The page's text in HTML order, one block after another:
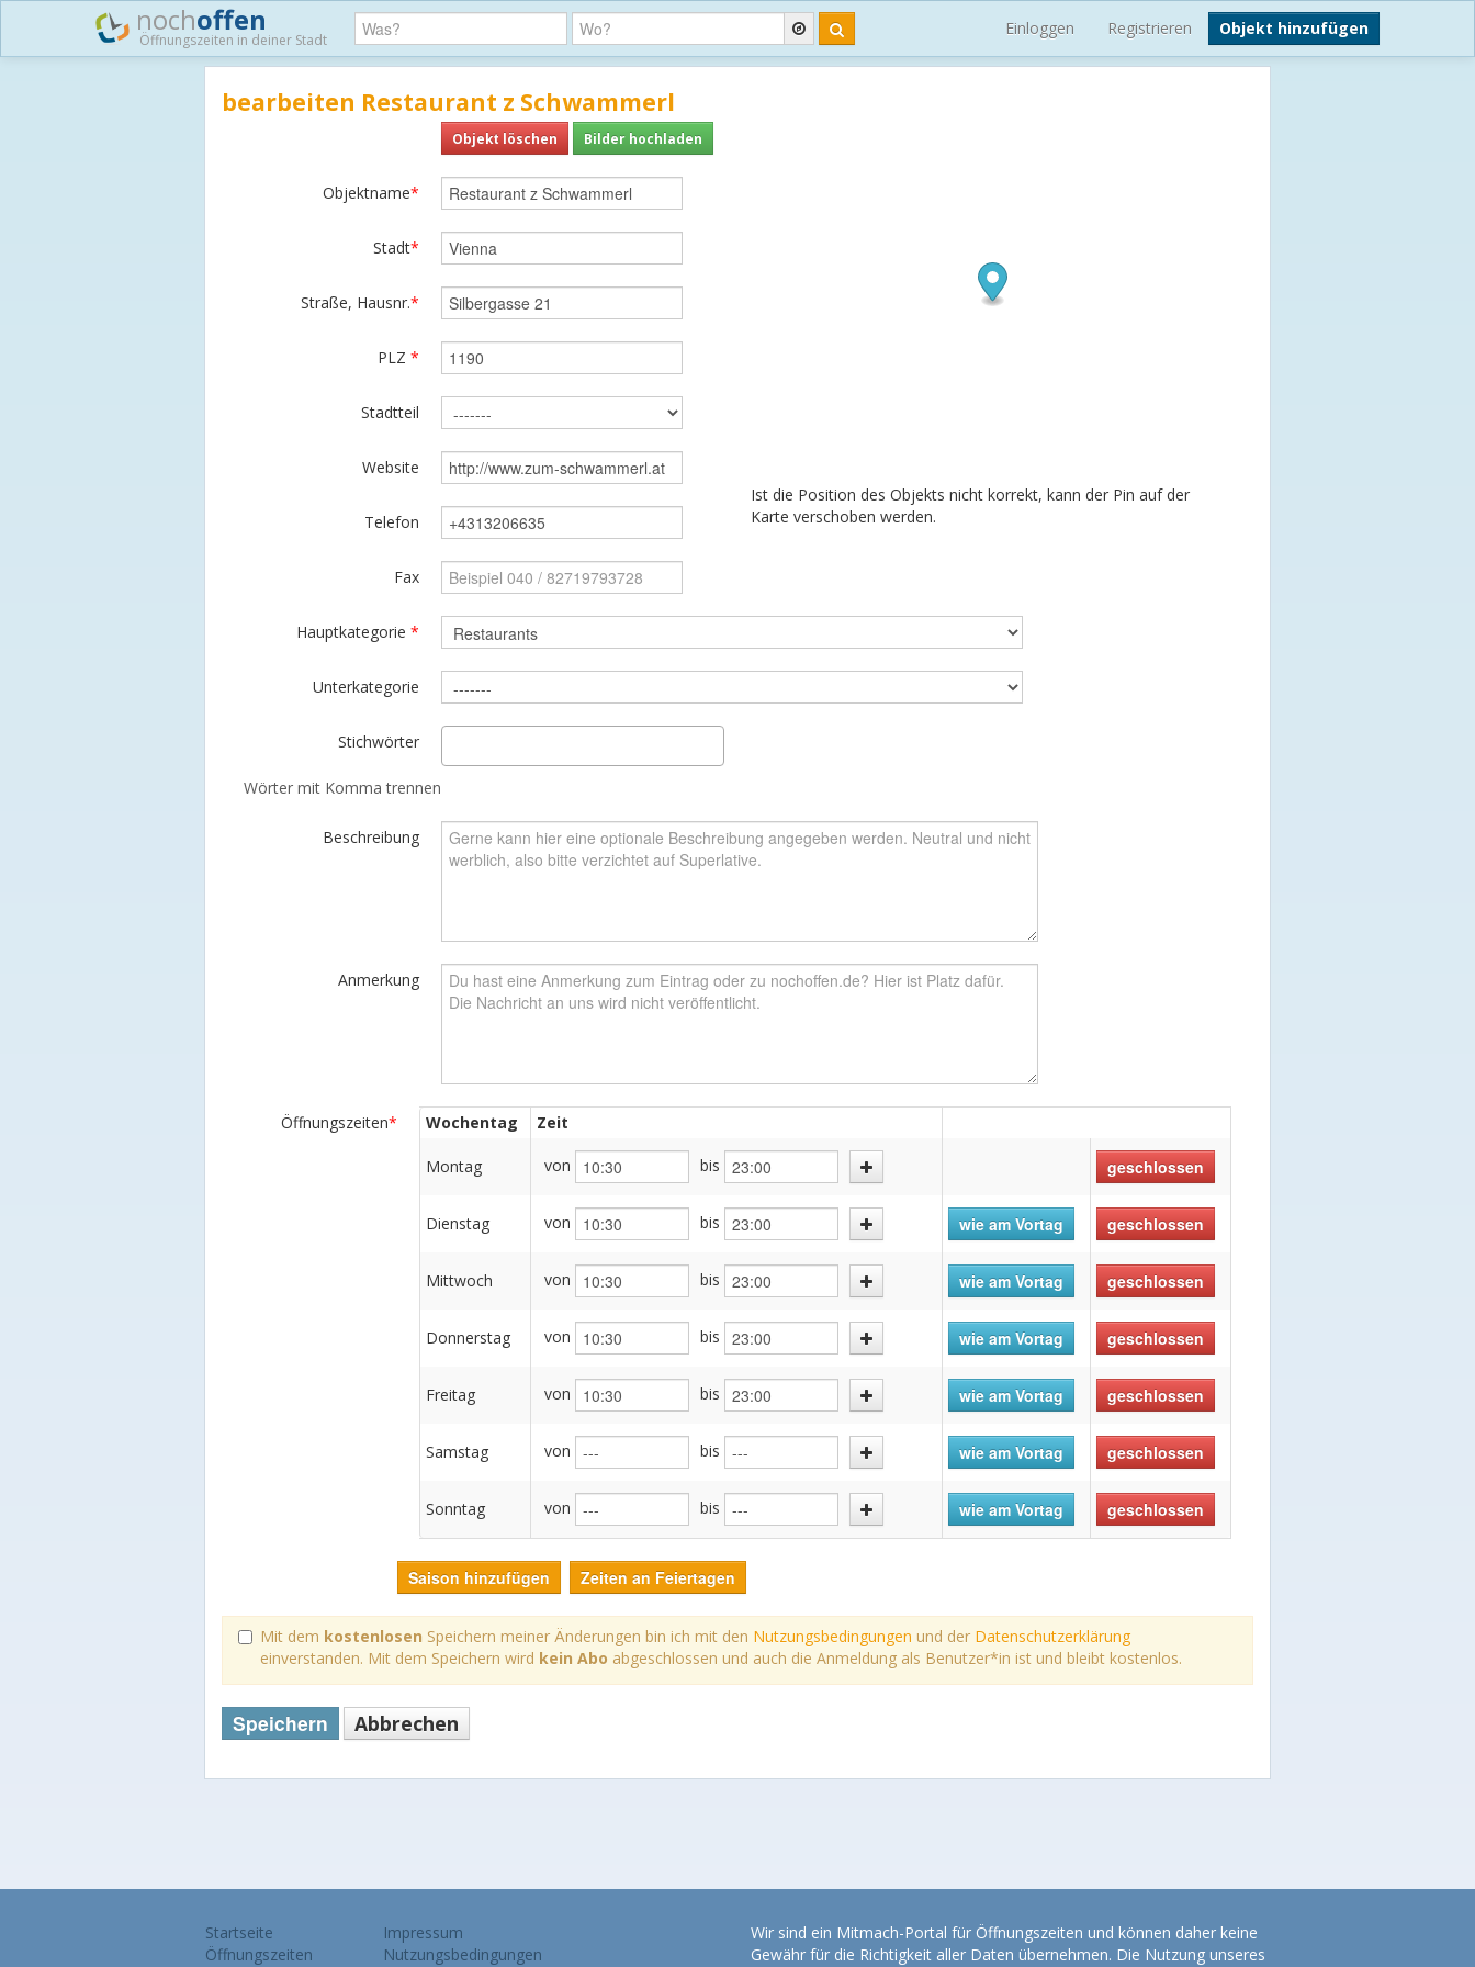
nochoffen
Öffnungszeiten in deiner Stadt
Einloggen Registrieren Objekt hinzufügen
bearbeiten Restaurant z Schwammerl
Objekt löschen Bilder hochladen
Objektname*
Stadt*
Straße, Hausnr.*
PLZ *
Stadtteil
Website
Telefon
Fax
Hauptkategorie *
Unterkategorie
Stichwörter
Wörter mit Komma trennen
Beschreibung
Anmerkung
Ist die Position des Objekts nicht korrekt, kann der Pin auf der
Karte verschoben werden.
Öffnungszeiten* Wochentag Zeit
Montag von bis geschlossen
Dienstag von bis wie am Vortag geschlossen
Mittwoch von bis wie am Vortag geschlossen
Donnerstag von bis wie am Vortag geschlossen
Freitag von bis wie am Vortag geschlossen
Samstag von bis wie am Vortag geschlossen
Sonntag von bis wie am Vortag geschlossen
Saison hinzufügen Zeiten an Feiertagen
Mit dem kostenlosen Speichern meiner Änderungen bin ich mit den Nutzungsbedingungen und der Datenschutzerklärung
einverstanden. Mit dem Speichern wird kein Abo abgeschlossen und auch die Anmeldung als Benutzer*in ist und bleibt kostenlos.
Speichern Abbrechen
Startseite
Öffnungszeiten
Impressum
Nutzungsbedingungen
Wir sind ein Mitmach-Portal für Öffnungszeiten und können daher keine
Gewähr für die Richtigkeit aller Daten übernehmen. Die Nutzung unseres